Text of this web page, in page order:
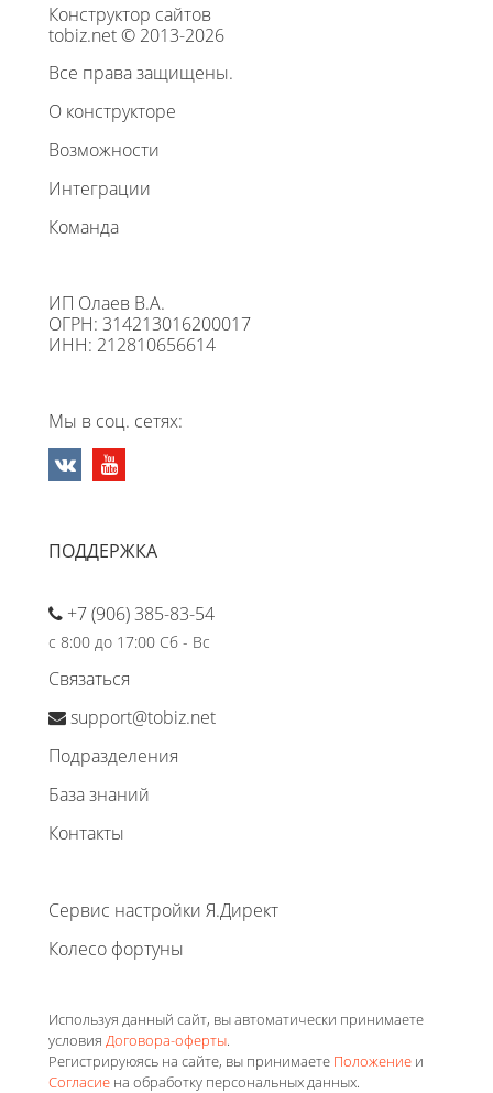
Конструктор сайтов
tobiz.net © 2013-2026
Все права защищены.
О конструкторе
Возможности
Интеграции
Команда
ИП Олаев В.А.
ОГРН: 314213016200017
ИНН: 212810656614
Мы в соц. сетях:
ПОДДЕРЖКА
+7 (906) 385-83-54
с 8:00 до 17:00 Сб - Вс
Связаться
support@tobiz.net
Подразделения
База знаний
Контакты
Сервис настройки Я.Директ
Колесо фортуны
Используя данный сайт, вы автоматически принимаете
условия Договора-оферты.
Регистрируюясь на сайте, вы принимаете Положение и
Согласие на обработку персональных данных.